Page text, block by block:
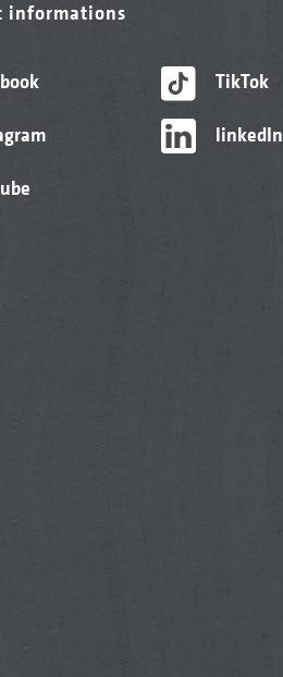
informations
TikTok
linkedIn